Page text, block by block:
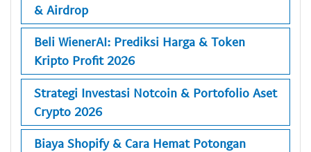
& Airdrop
Beli WienerAI: Prediksi Harga & Token
Kripto Profit 2026
Strategi Investasi Notcoin & Portofolio Aset
Crypto 2026
Biaya Shopify & Cara Hemat Potongan